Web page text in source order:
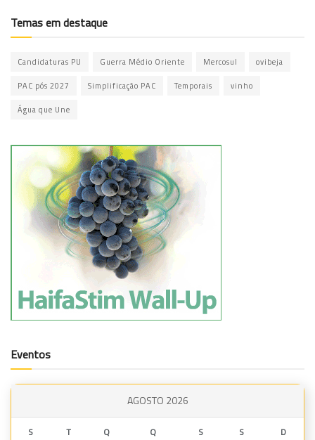
Temas em destaque
Candidaturas PU Guerra Médio Oriente Mercosul ovibeja
PAC pós 2027 Simplificação PAC Temporais vinho
Água que Une
Eventos
AGOSTO 2026
S T Q Q S S D